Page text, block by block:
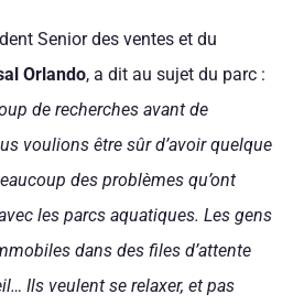
Senior des ventes et du
Orlando, a dit au sujet du parc :
de recherches avant de
voulions être sûr d’avoir quelque
des problèmes qu’ont
les parcs aquatiques. Les gens
dans des files d’attente
Ils veulent se relaxer, et pas